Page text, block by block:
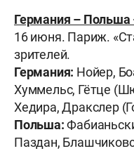
Германия – Польша
16 июня. Париж.
зрителей.
Германия: Нойер,
Хуммельс, Гётце
Хедира, Дракслер
Польша:
Паздан,